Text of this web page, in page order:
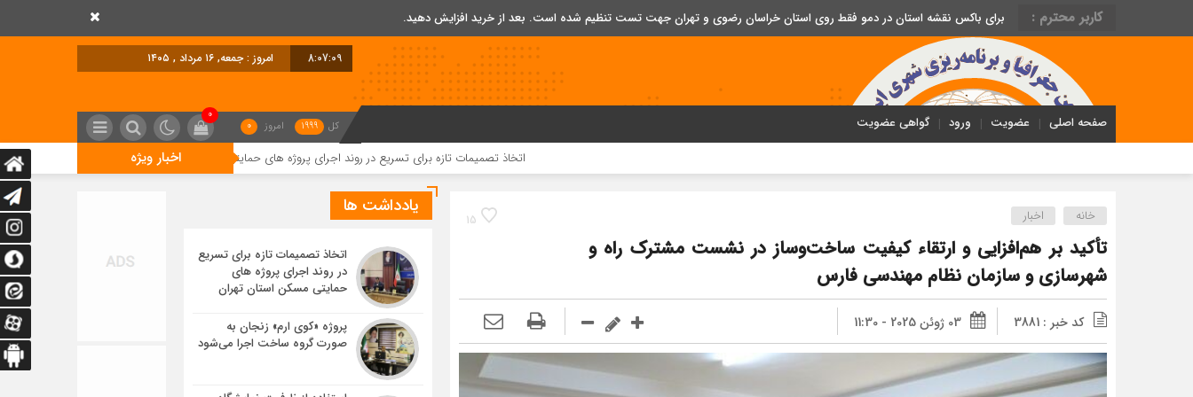
کاربر محترم : برای باکس نقشه استان در دمو فقط روی استان خراسان رضوی و تهران جهت تست تنظیم شده است. بعد از خرید افزایش دهید.
8:07:10 امروز : جمعه, ۱۶ مرداد , ۱۴۰۵
صفحه اصلی عضویت ورود گواهی عضویت کل 1999 امروز 0
0
اخبار ویژه اتخاذ تصمیمات تازه برای تسریع در روند اجرای پروژه های حمایتی مسکن استان تهران پروژه «کوی ارم» زنجان به صورت
15 خانه اخبار
تأکید بر هم‌افزایی و ارتقاء کیفیت ساخت‌وساز در نشست مشترک راه و
شهرسازی و سازمان نظام مهندسی فارس
کد خبر : 3881 03 ژوئن 2025 - 11:30
یادداشت ها
اتخاذ تصمیمات تازه برای تسریع
در روند اجرای پروژه های
حمایتی مسکن استان تهران
پروژه «کوی ارم» زنجان به
صورت گروه ساخت اجرا می‌شود